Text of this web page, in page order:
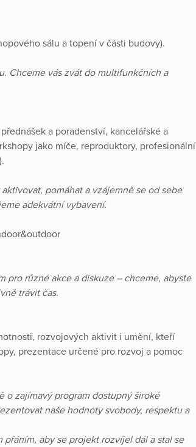
sálu a topení v části budovy).
Chceme vás zvát do multifunkčních a
a poradenství, kancelářské a
jako míče, reproduktory, profesionální
pomáhat a vzájemně se od sebe
adekvátní vybavení.
pro různé akce a diskuze – chceme, abyste
trávit čas.
rozvojových aktivit i umění, kteří
prezentace určené pro rozvoj a pomoc
zajímavý program dostupný široké
naše hodnoty svobody, respektu a
aby se projekt rozvíjel dál a stal se